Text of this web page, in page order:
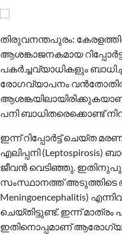
തിരുവനന്തപുരം:
ആശങ്കാജനകമായ റിപ്പോർട്ട്
പകർച്ചവ്യാധികളും
രോഗവ്യാപനം
പനി ബാധിതരെക്കൊണ്ട്
ഇന്ന് റിപ്പോർട്ട് ചെയ്ത
എലിപ്പനി (Leptospirosis)
ജീവൻ വെടിഞ്ഞു.
സംസ്ഥാനത്ത് അടുത്തിടെ
Meningoencephalitis)
ചെയ്തിട്ടുണ്ട്. ഇന്ന് മാത്രം
ഇതിനൊപ്പമാണ്